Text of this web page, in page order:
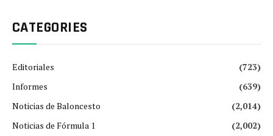
CATEGORIES
Editoriales
(723)
Informes
(639)
Noticias de Baloncesto
(2,014)
Noticias de Fórmula 1
(2,002)